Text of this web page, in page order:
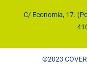
C/ Economía, 17.
©2023